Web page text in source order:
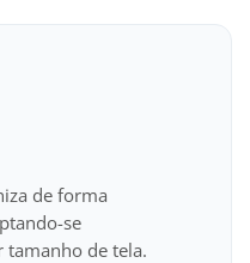
de forma
se
tamanho de tela.